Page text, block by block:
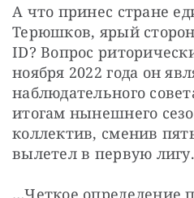
А что принес стране
Терюшков, ярый
ID? Вопрос
ноября 2022 года он
наблюдательного
итогам нынешнего
коллектив, сменив
вылетел в первую лигу.
…Четкое определение